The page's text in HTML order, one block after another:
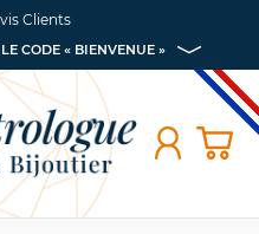
CODE « BIENVENUE »
Clients